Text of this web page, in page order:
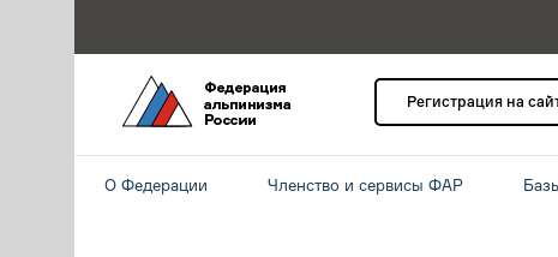
Регистрация на
О Федерации Членство и сервисы ФАР